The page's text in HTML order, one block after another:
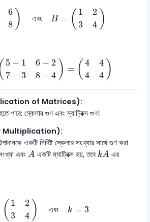
6
8 ) এবং B = ( 1
2
3
4 )
567 4)
5 − 1 6 − 2
7 − 3 8 − 4 ) = ( 4
4
4
4 )
5−1 2 −3 −4) 444 )
of Matrices):
পারে: স্কেলার গুণ এবং ম্যাট্রিক্স গুণ।
Multiplication):
একটি নির্দিষ্ট স্কেলার সংখ্যার সাথে গুণ করা
এবংA
A একটি ম্যাট্রিক্স হয়, তবে kA
k A এর
( 1
2
3
4 ) এবং k = 3
A= 23 4